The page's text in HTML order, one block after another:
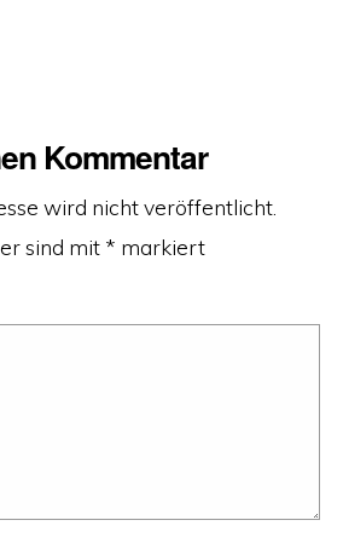
Kommentar
wird nicht veröffentlicht.
sind mit * markiert